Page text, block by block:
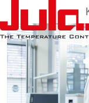
Pasar al contenido